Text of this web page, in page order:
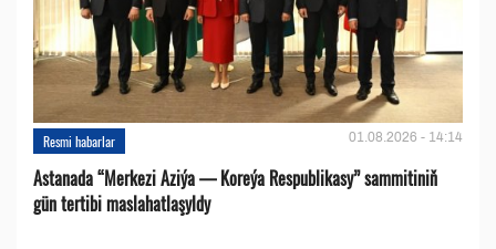
Resmi habarlar 01.08.2026 - 14:14
Astanada “Merkezi Aziýa — Koreýa Respublikasy” sammitiniň
gün tertibi maslahatlaşyldy